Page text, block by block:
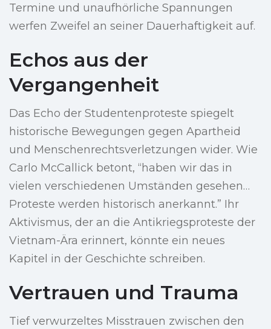
Termine und unaufhörliche Spannungen
werfen Zweifel an seiner Dauerhaftigkeit auf.
Echos aus der
Vergangenheit
Das Echo der Studentenproteste spiegelt
historische Bewegungen gegen Apartheid
und Menschenrechtsverletzungen wider. Wie
Carlo McCallick betont, “haben wir das in
vielen verschiedenen Umständen gesehen…
Proteste werden historisch anerkannt.” Ihr
Aktivismus, der an die Antikriegsproteste der
Vietnam-Ära erinnert, könnte ein neues
Kapitel in der Geschichte schreiben.
Vertrauen und Trauma
Tief verwurzeltes Misstrauen zwischen den